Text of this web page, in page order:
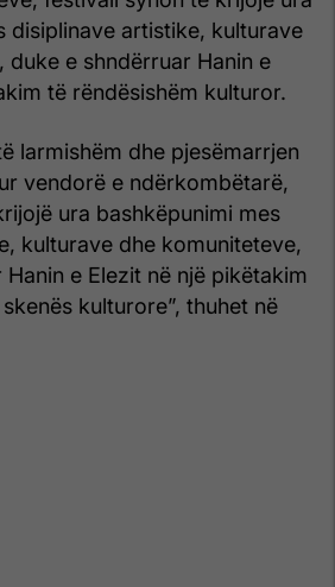
disiplinave artistike, kulturave
duke e shndërruar Hanin e
të rëndësishëm kulturor.
larmishëm dhe pjesëmarrjen
vendorë e ndërkombëtarë,
ura bashkëpunimi mes
kulturave dhe komuniteteve,
e Elezit në një pikëtakim
kulturore”, thuhet në